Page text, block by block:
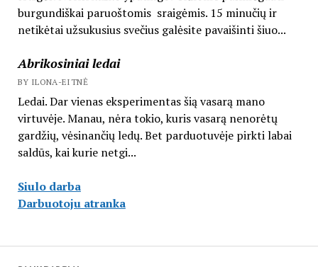
burgundiškai paruoštomis sraigėmis. 15 minučių ir
netikėtai užsukusius svečius galėsite pavaišinti šiuo...
Abrikosiniai ledai
BY ILONA-EITNĖ
Ledai. Dar vienas eksperimentas šią vasarą mano
virtuvėje. Manau, nėra tokio, kuris vasarą nenorėtų
gardžių, vėsinančių ledų. Bet parduotuvėje pirkti labai
saldūs, kai kurie netgi...
Siulo darba
Darbuotoju atranka